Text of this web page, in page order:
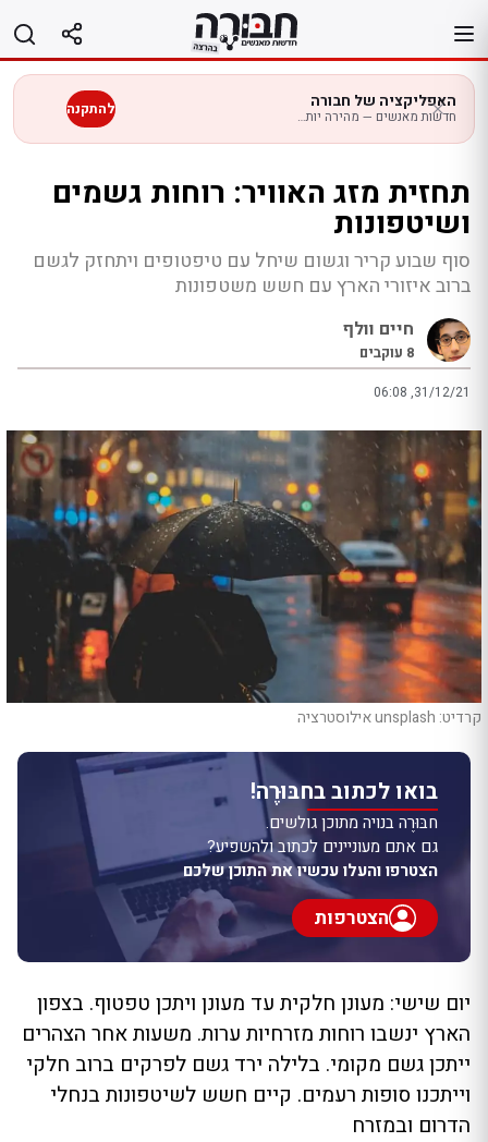
לתוכן
האפליקציה של חבורה
חדשות מאנשים — מהירה יותר בנייד להתקנה
תחזית מזג האוויר: רוחות גשמים
ושיטפונות
סוף שבוע קריר וגשום שיחל עם טיפטופים ויתחזק לגשם
ברוב איזורי הארץ עם חשש משטפונות
חיים וולף
8 עוקבים
06:08 ,31/12/21
קרדיט: unsplash אילוסטרציה
בואו לכתוב בחבּוּרֶה!
חבּוּרֶה בנויה מתוכן גולשים.
גם אתם מעוניינים לכתוב ולהשפיע?
הצטרפו והעלו עכשיו את התוכן שלכם
הצטרפות
יום שישי: מעונן חלקית עד מעונן ויתכן טפטוף. בצפון
הארץ ינשבו רוחות מזרחיות ערות. משעות אחר הצהרים
ייתכן גשם מקומי. בלילה ירד גשם לפרקים ברוב חלקי
וייתכנו סופות רעמים. קיים חשש לשיטפונות בנחלי
הדרום ובמזרח